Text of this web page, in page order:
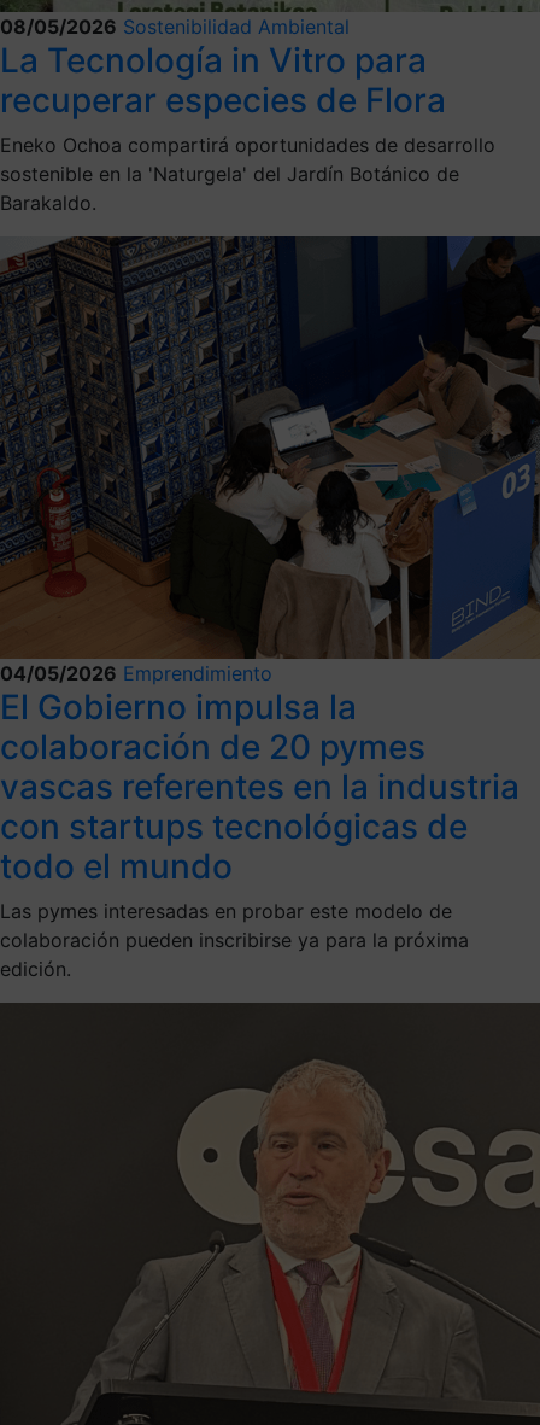
08/05/2026 Sostenibilidad Ambiental
La Tecnología in Vitro para
recuperar especies de Flora
Eneko Ochoa compartirá oportunidades de desarrollo
sostenible en la 'Naturgela' del Jardín Botánico de
Barakaldo.
04/05/2026 Emprendimiento
El Gobierno impulsa la
colaboración de 20 pymes
vascas referentes en la industria
con startups tecnológicas de
todo el mundo
Las pymes interesadas en probar este modelo de
colaboración pueden inscribirse ya para la próxima
edición.